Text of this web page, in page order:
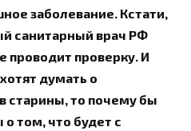
заболевание. Кстати,
санитарный врач РФ
проводит проверку. И
думать о
старины, то почему бы
том, что будет с